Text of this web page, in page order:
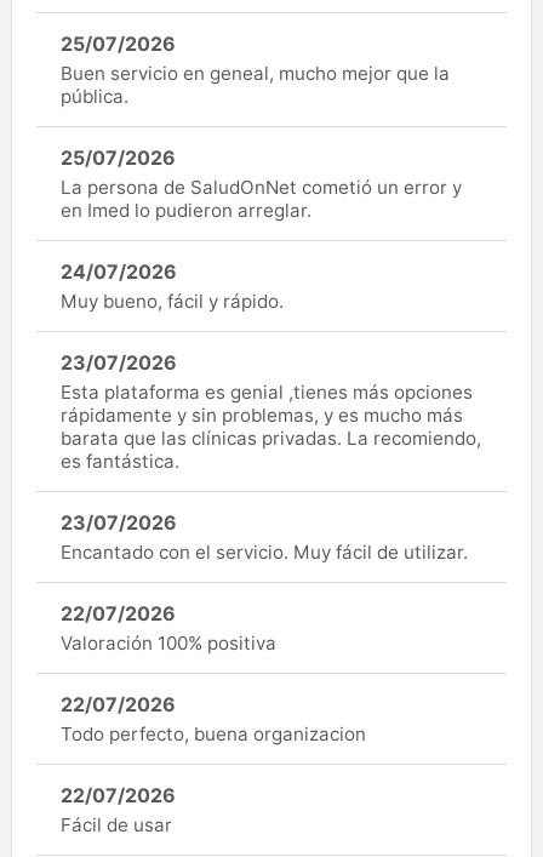
25/07/2026
Buen servicio en geneal, mucho mejor que la
pública.
25/07/2026
La persona de SaludOnNet cometió un error y
en Imed lo pudieron arreglar.
24/07/2026
Muy bueno, fácil y rápido.
23/07/2026
Esta plataforma es genial ,tienes más opciones
rápidamente y sin problemas, y es mucho más
barata que las clínicas privadas. La recomiendo,
es fantástica.
23/07/2026
Encantado con el servicio. Muy fácil de utilizar.
22/07/2026
Valoración 100% positiva
22/07/2026
Todo perfecto, buena organizacion
22/07/2026
Fácil de usar